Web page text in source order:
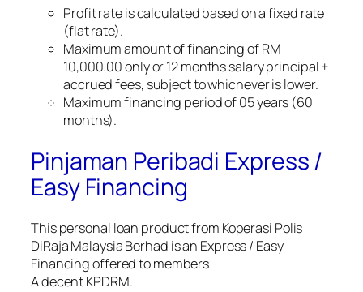
Profit rate is calculated based on a fixed rate
(flat rate).
Maximum amount of financing of RM
10,000.00 only or 12 months salary principal +
accrued fees, subject to whichever is lower.
Maximum financing period of 05 years (60
months).
Pinjaman Peribadi Express /
Easy Financing
This personal loan product from Koperasi Polis
DiRaja Malaysia Berhad is an Express / Easy
Financing offered to members
A decent KPDRM.